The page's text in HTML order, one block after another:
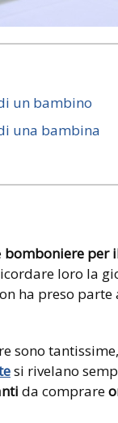
un bambino
una bambina
bomboniere per
loro la
ha preso
sono
si rivelano
da comprare